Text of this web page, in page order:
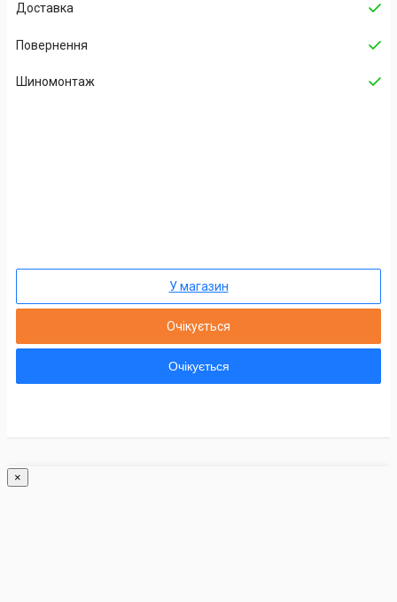
Доставка
Повернення
Шиномонтаж
У магазин
Очікується
Очікується
×